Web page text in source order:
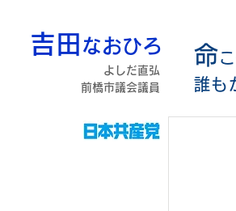
吉田 なおひろ
よしだ直弘
前橋市議会議員
命
誰も